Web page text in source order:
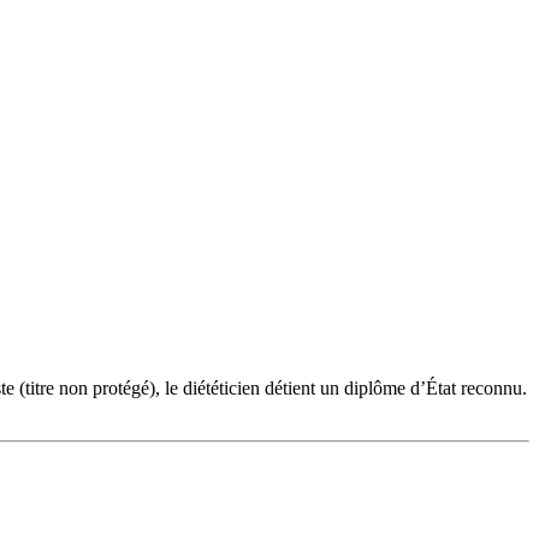
(titre non protégé), le diététicien détient un diplôme d’État reconnu.